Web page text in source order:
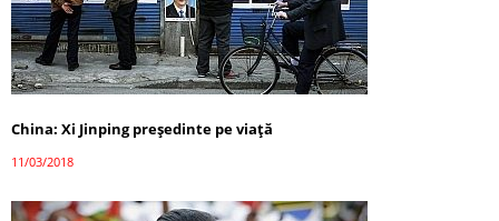
China: Xi Jinping președinte pe viață
11/03/2018